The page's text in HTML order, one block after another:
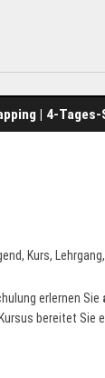
| 4-
erlernen Sie
bereitet Sie